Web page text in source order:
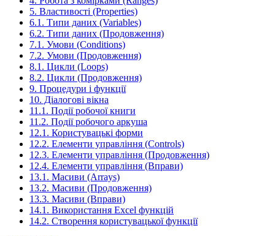
5. Властивості (Properties)
6.1. Типи даних (Variables)
6.2. Типи даних (Продовження)
7.1. Умови (Conditions)
7.2. Умови (Продовження)
8.1. Цикли (Loops)
8.2. Цикли (Продовження)
9. Процедури і функції
10. Діалогові вікна
11.1. Події робочої книги
11.2. Події робочого аркуша
12.1. Користувацькі форми
12.2. Елементи управління (Controls)
12.3. Елементи управління (Продовження)
12.4. Елементи управління (Вправи)
13.1. Масиви (Arrays)
13.2. Масиви (Продовження)
13.3. Масиви (Вправи)
14.1. Використання Excel функцій
14.2. Створення користувацької функції